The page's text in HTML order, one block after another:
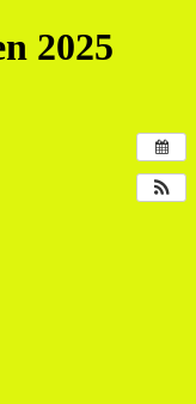
2025